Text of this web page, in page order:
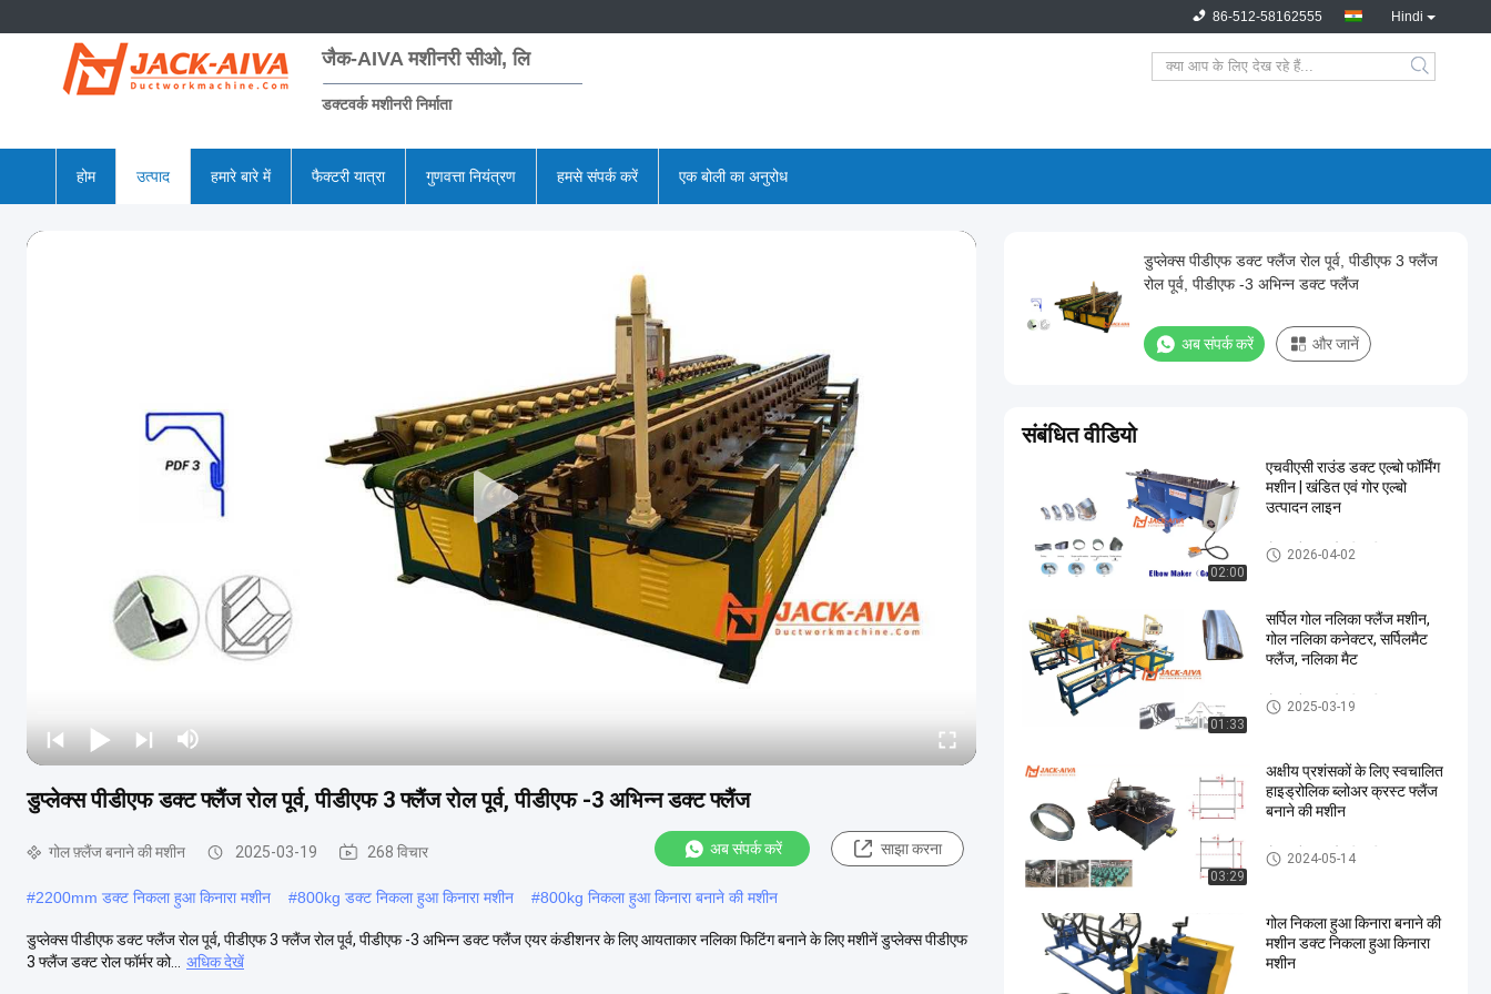
Hindi
86-512-58162555
जैक-AIVA मशीनरी सीओ, लि
डक्टवर्क मशीनरी निर्माता
होम उत्पाद हमारे बारे में फैक्टरी यात्रा गुणवत्ता नियंत्रण हमसे संपर्क करें एक बोली का अनुरोध
डुप्लेक्स पीडीएफ डक्ट फ्लैंज रोल पूर्व, पीडीएफ 3 फ्लैंज रोल पूर्व, पीडीएफ -3 अभिन्न डक्ट फ्लैंज
गोल फ़्लैंज बनाने की मशीन 2025-03-19 268 विचार अब संपर्क करें साझा करना
#2200mm डक्ट निकला हुआ किनारा मशीन #800kg डक्ट निकला हुआ किनारा मशीन #800kg निकला हुआ किनारा बनाने की मशीन
डुप्लेक्स पीडीएफ डक्ट फ्लैंज रोल पूर्व, पीडीएफ 3 फ्लैंज रोल पूर्व, पीडीएफ -3 अभिन्न डक्ट फ्लैंज एयर कंडीशनर के लिए आयताकार नलिका फिटिंग बनाने के लिए मशीनें डुप्लेक्स पीडीएफ
3 फ्लैंज डक्ट रोल फॉर्मर को...
अधिक देखें
डुप्लेक्स पीडीएफ डक्ट फ्लैंज रोल पूर्व, पीडीएफ 3 फ्लैंज
रोल पूर्व, पीडीएफ -3 अभिन्न डक्ट फ्लैंज
अब संपर्क करें और जानें
संबंधित वीडियो
02:00
एचवीएसी राउंड डक्ट एल्बो फॉर्मिंग
मशीन | खंडित एवं गोर एल्बो
उत्पादन लाइन
गोल फ़्लैंज बनाने की मशीन
2026-04-02
01:33
सर्पिल गोल नलिका फ्लैंज मशीन,
गोल नलिका कनेक्टर, सर्पिलमैट
फ्लैंज, नलिका मैट
गोल फ़्लैंज बनाने की मशीन
2025-03-19
03:29
अक्षीय प्रशंसकों के लिए स्वचालित
हाइड्रोलिक ब्लोअर क्रस्ट फ्लैंज
बनाने की मशीन
गोल फ़्लैंज बनाने की मशीन
2024-05-14
गोल निकला हुआ किनारा बनाने की
मशीन डक्ट निकला हुआ किनारा
मशीन